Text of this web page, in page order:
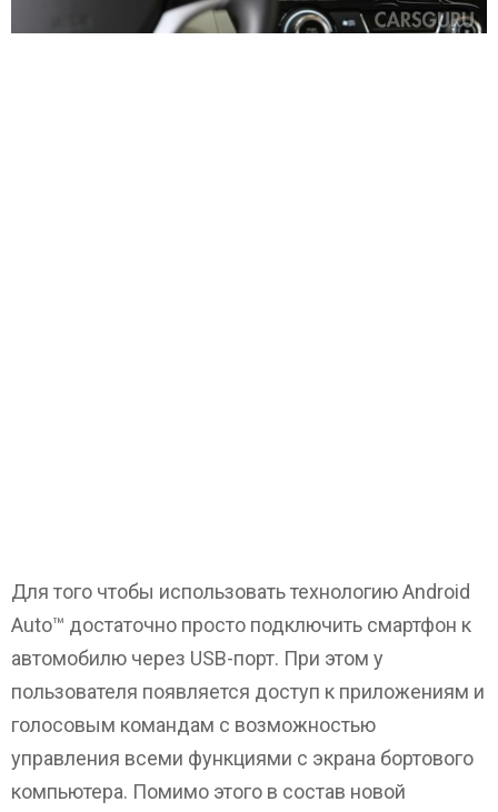
Для того чтобы использовать технологию Android
Auto™ достаточно просто подключить смартфон к
автомобилю через USB-порт. При этом у
пользователя появляется доступ к приложениям и
голосовым командам с возможностью
управления всеми функциями с экрана бортового
компьютера. Помимо этого в состав новой